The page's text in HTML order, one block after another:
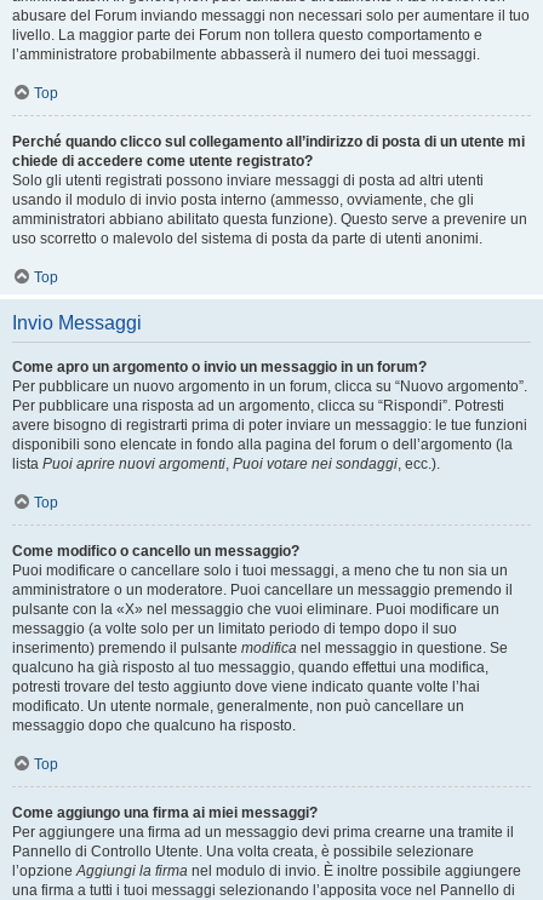
abusare del Forum inviando messaggi non necessari solo per aumentare il tuo
livello. La maggior parte dei Forum non tollera questo comportamento e
l’amministratore probabilmente abbasserà il numero dei tuoi messaggi.
Top
Perché quando clicco sul collegamento all’indirizzo di posta di un utente mi
chiede di accedere come utente registrato?
Solo gli utenti registrati possono inviare messaggi di posta ad altri utenti
usando il modulo di invio posta interno (ammesso, ovviamente, che gli
amministratori abbiano abilitato questa funzione). Questo serve a prevenire un
uso scorretto o malevolo del sistema di posta da parte di utenti anonimi.
Top
Invio Messaggi
Come apro un argomento o invio un messaggio in un forum?
Per pubblicare un nuovo argomento in un forum, clicca su “Nuovo argomento”.
Per pubblicare una risposta ad un argomento, clicca su “Rispondi”. Potresti
avere bisogno di registrarti prima di poter inviare un messaggio: le tue funzioni
disponibili sono elencate in fondo alla pagina del forum o dell’argomento (la
lista Puoi aprire nuovi argomenti, Puoi votare nei sondaggi, ecc.).
Top
Come modifico o cancello un messaggio?
Puoi modificare o cancellare solo i tuoi messaggi, a meno che tu non sia un
amministratore o un moderatore. Puoi cancellare un messaggio premendo il
pulsante con la «X» nel messaggio che vuoi eliminare. Puoi modificare un
messaggio (a volte solo per un limitato periodo di tempo dopo il suo
inserimento) premendo il pulsante modifica nel messaggio in questione. Se
qualcuno ha già risposto al tuo messaggio, quando effettui una modifica,
potresti trovare del testo aggiunto dove viene indicato quante volte l’hai
modificato. Un utente normale, generalmente, non può cancellare un
messaggio dopo che qualcuno ha risposto.
Top
Come aggiungo una firma ai miei messaggi?
Per aggiungere una firma ad un messaggio devi prima crearne una tramite il
Pannello di Controllo Utente. Una volta creata, è possibile selezionare
l’opzioneAggiungi la firma nel modulo di invio. È inoltre possibile aggiungere
una firma a tutti i tuoi messaggi selezionando l’apposita voce nel Pannello di